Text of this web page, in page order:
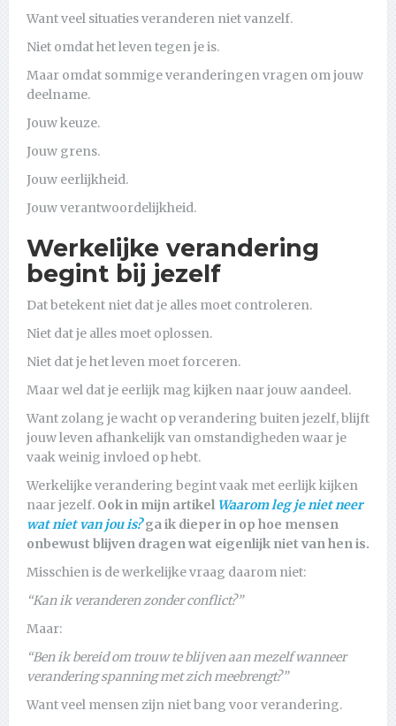
Want veel situaties veranderen niet vanzelf.
Niet omdat het leven tegen je is.
Maar omdat sommige veranderingen vragen om jouw
deelname.
Jouw keuze.
Jouw grens.
Jouw eerlijkheid.
Jouw verantwoordelijkheid.
Werkelijke verandering
begint bij jezelf
Dat betekent niet dat je alles moet controleren.
Niet dat je alles moet oplossen.
Niet dat je het leven moet forceren.
Maar wel dat je eerlijk mag kijken naar jouw aandeel.
Want zolang je wacht op verandering buiten jezelf, blijft
jouw leven afhankelijk van omstandigheden waar je
vaak weinig invloed op hebt.
Werkelijke verandering begint vaak met eerlijk kijken
naar jezelf. Ook in mijn artikel Waarom leg je niet neer
wat niet van jou is?ga ik dieper in op hoe mensen
onbewust blijven dragen wat eigenlijk niet van hen is.
Misschien is de werkelijke vraag daarom niet:
“Kan ik veranderen zonder conflict?”
Maar:
“Ben ik bereid om trouw te blijven aan mezelf wanneer
verandering spanning met zich meebrengt?”
Want veel mensen zijn niet bang voor verandering.